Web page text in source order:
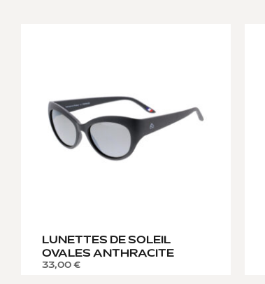
LUNETTES DE SOLEIL
OVALES ANTHRACITE
33,00 €